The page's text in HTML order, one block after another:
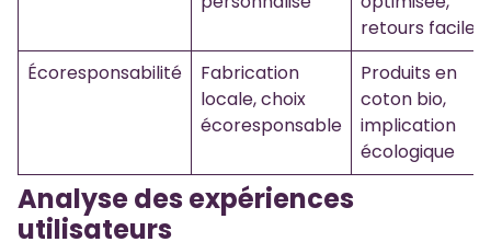
retours faciles
Écoresponsabilité
Fabrication
locale, choix
écoresponsable
Produits en
coton bio,
implication
écologique
Analyse des expériences
utilisateurs